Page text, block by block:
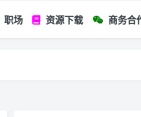
职场 资源下载 商务合